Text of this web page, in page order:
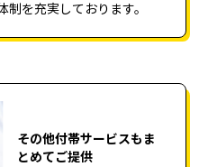
を充実しております。
その他付帯サービスもま
とめてご提供